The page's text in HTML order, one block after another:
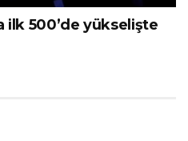
500’de yükselişte